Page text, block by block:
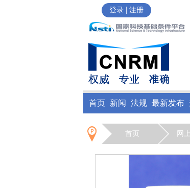
登录 | 注册
首页 新闻 法规 最新发布
首页 网